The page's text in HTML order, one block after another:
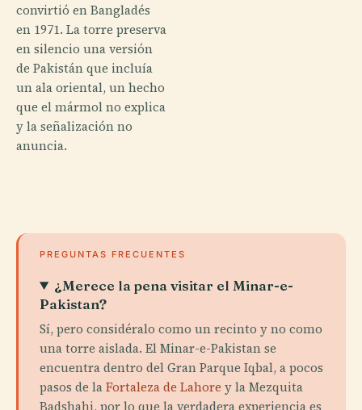
convirtió en Bangladés
en 1971. La torre preserva
en silencio una versión
de Pakistán que incluía
un ala oriental, un hecho
que el mármol no explica
y la señalización no
anuncia.
PREGUNTAS FRECUENTES
¿Merece la pena visitar el Minar-e-
Pakistan?
Sí, pero considéralo como un recinto y no como
una torre aislada. El Minar-e-Pakistan se
encuentra dentro del Gran Parque Iqbal, a pocos
pasos de laFortaleza de Lahore y la Mezquita
Badshahi, por lo que la verdadera experiencia es